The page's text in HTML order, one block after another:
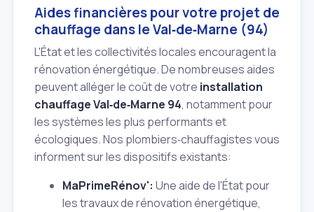
Aides financières pour votre projet de
chauffage dans le Val‑de‑Marne (94)
L'État et les collectivités locales encouragent la
rénovation énergétique. De nombreuses aides
peuvent alléger le coût de votre installation
chauffage Val‑de‑Marne 94, notamment pour
les systèmes les plus performants et
écologiques. Nos plombiers‑chauffagistes vous
informent sur les dispositifs existants:
MaPrimeRénov': Une aide de l'État pour
les travaux de rénovation énergétique,